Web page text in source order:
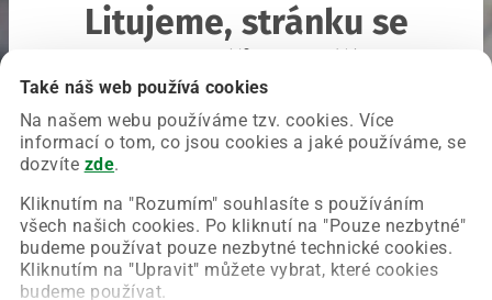
Také náš web používá cookies
Na našem webu používáme tzv. cookies. Více
informací o tom, co jsou cookies a jaké používáme, se
dozvíte zde.
Kliknutím na "Rozumím" souhlasíte s používáním
všech našich cookies. Po kliknutí na "Pouze nezbytné"
budeme používat pouze nezbytné technické cookies.
Kliknutím na "Upravit" můžete vybrat, které cookies
budeme používat.
Litujeme, stránku se
Chyba nastala na naší straně a už ji opravujeme.
Zkuste prosím znovu načíst požadovanou stránku.
Obnovit stránku Úvodní strana